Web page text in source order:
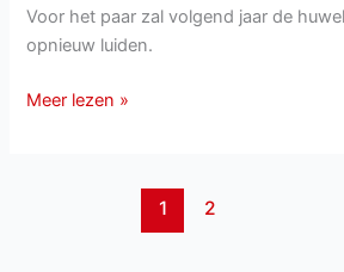
Voor het paar zal volgend jaar de
opnieuw luiden.
Marianne
Meer lezen »
1 2